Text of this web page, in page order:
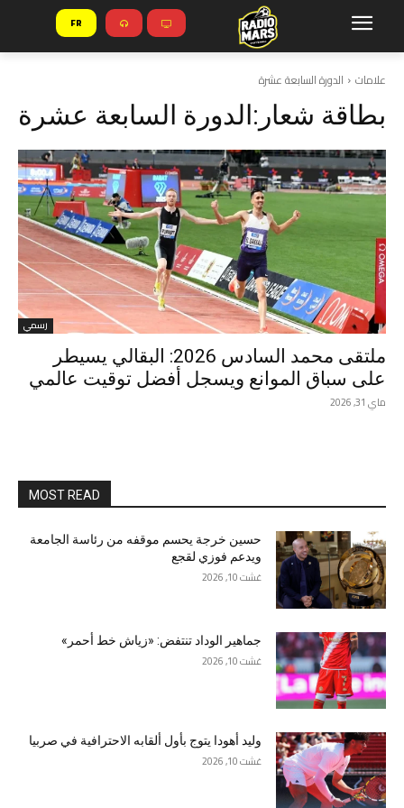
FR
علامات الدورة السابعة عشرة
بطاقة شعار:الدورة السابعة عشرة
رسمي
ملتقى محمد السادس 2026: البقالي يسيطر
على سباق الموانع ويسجل أفضل توقيت عالمي
ماي 31, 2026
MOST READ
حسين خرجة يحسم موقفه من رئاسة الجامعة
ويدعم فوزي لقجع
غشت 10, 2026
جماهير الوداد تنتفض: «زياش خط أحمر»
غشت 10, 2026
وليد أهودا يتوج بأول ألقابه الاحترافية في صربيا
غشت 10, 2026